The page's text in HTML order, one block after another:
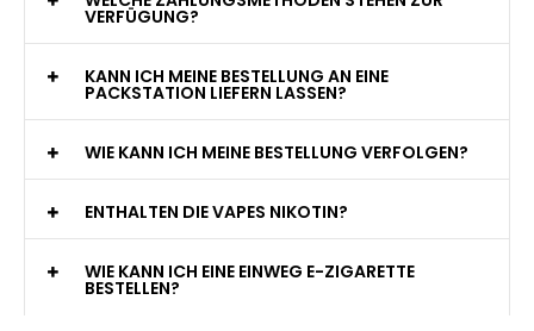
WELCHE ZAHLUNGSMETHODEN STEHEN ZUR
VERFÜGUNG?
KANN ICH MEINE BESTELLUNG AN EINE
PACKSTATION LIEFERN LASSEN?
WIE KANN ICH MEINE BESTELLUNG VERFOLGEN?
ENTHALTEN DIE VAPES NIKOTIN?
WIE KANN ICH EINE EINWEG E-ZIGARETTE
BESTELLEN?